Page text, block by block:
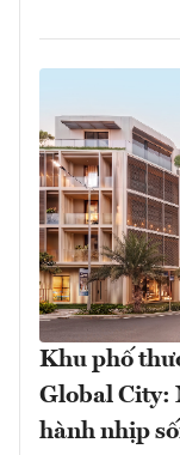
Khu phố
Global City:
hành nhịp